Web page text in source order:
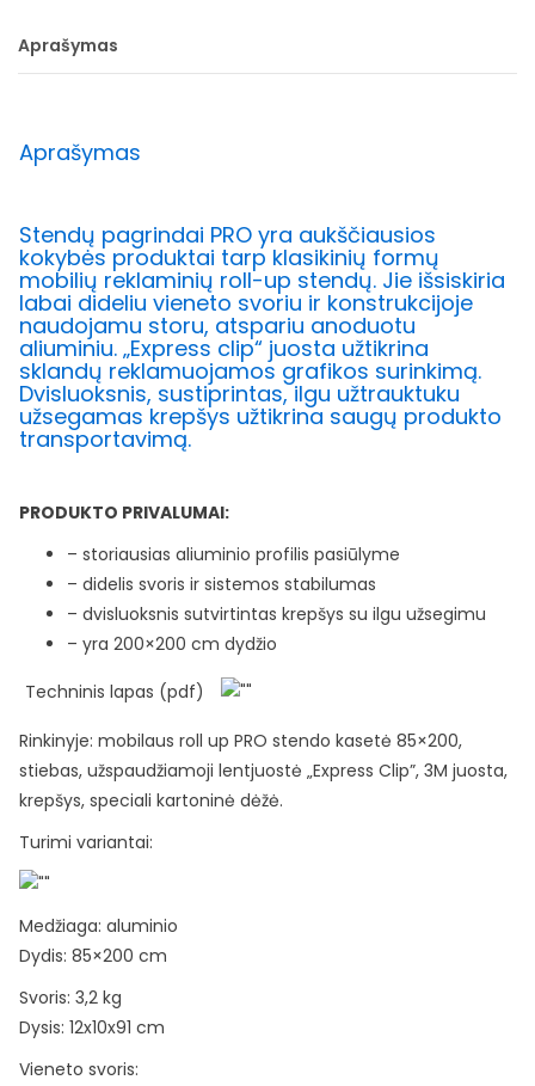
Aprašymas
Aprašymas
Stendų pagrindai PRO yra aukščiausios
kokybės produktai tarp klasikinių formų
mobilių reklaminių roll-up stendų. Jie išsiskiria
labai dideliu vieneto svoriu ir konstrukcijoje
naudojamu storu, atspariu anoduotu
aliuminiu. „Express clip“ juosta užtikrina
sklandų reklamuojamos grafikos surinkimą.
Dvisluoksnis, sustiprintas, ilgu užtrauktuku
užsegamas krepšys užtikrina saugų produkto
transportavimą.
PRODUKTO PRIVALUMAI:
– storiausias aliuminio profilis pasiūlyme
– didelis svoris ir sistemos stabilumas
– dvisluoksnis sutvirtintas krepšys su ilgu užsegimu
– yra 200×200 cm dydžio
Techninis lapas (pdf)
Rinkinyje: mobilaus roll up PRO stendo kasetė 85×200,
stiebas, užspaudžiamoji lentjuostė „Express Clip”, 3M juosta,
krepšys, speciali kartoninė dėžė.
Turimi variantai:
Medžiaga: aluminio
Dydis: 85×200 cm
Svoris: 3,2 kg
Dysis: 12x10x91 cm
Vieneto svoris: